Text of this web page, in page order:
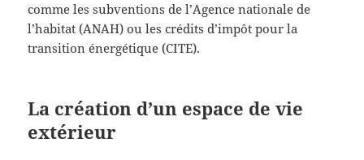
comme les subventions de l’Agence nationale de
l’habitat (ANAH) ou les crédits d’impôt pour la
transition énergétique (CITE).
La création d’un espace de vie
extérieur